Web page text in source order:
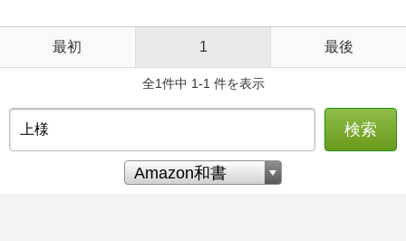
最初 1 最後
全1件中 1-1 件を表示
検索